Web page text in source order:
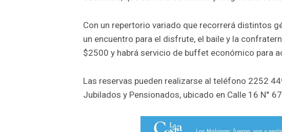
Con un repertorio variado que recorrerá distintos
un encuentro para el disfrute, el baile y la
$2500 y habrá servicio de buffet económico para
Las reservas pueden realizarse al teléfono 2252
Jubilados y Pensionados, ubicado en Calle 16 N°